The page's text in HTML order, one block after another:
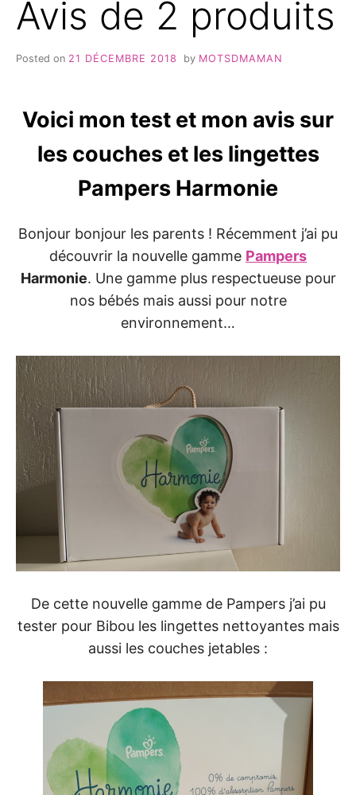
Avis de 2 produits
Posted on 21 DÉCEMBRE 2018 by MOTSDMAMAN
Voici mon test et mon avis sur
les couches et les lingettes
Pampers Harmonie
Bonjour bonjour les parents ! Récemment j’ai pu
découvrir la nouvelle gamme Pampers
Harmonie. Une gamme plus respectueuse pour
nos bébés mais aussi pour notre
environnement…
De cette nouvelle gamme de Pampers j’ai pu
tester pour Bibou les lingettes nettoyantes mais
aussi les couches jetables :